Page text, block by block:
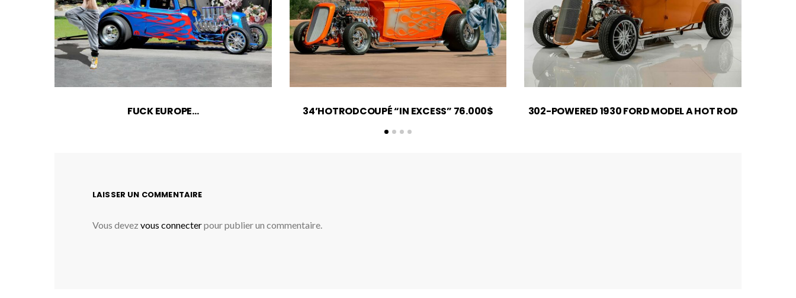
FUCK EUROPE… 34’HOTRODCOUPÉ “IN EXCESS” 76.000$ 302-POWERED 1930 FORD MODEL A HOT ROD
LAISSER UN COMMENTAIRE
Vous devez vous connecterpour publier un commentaire.